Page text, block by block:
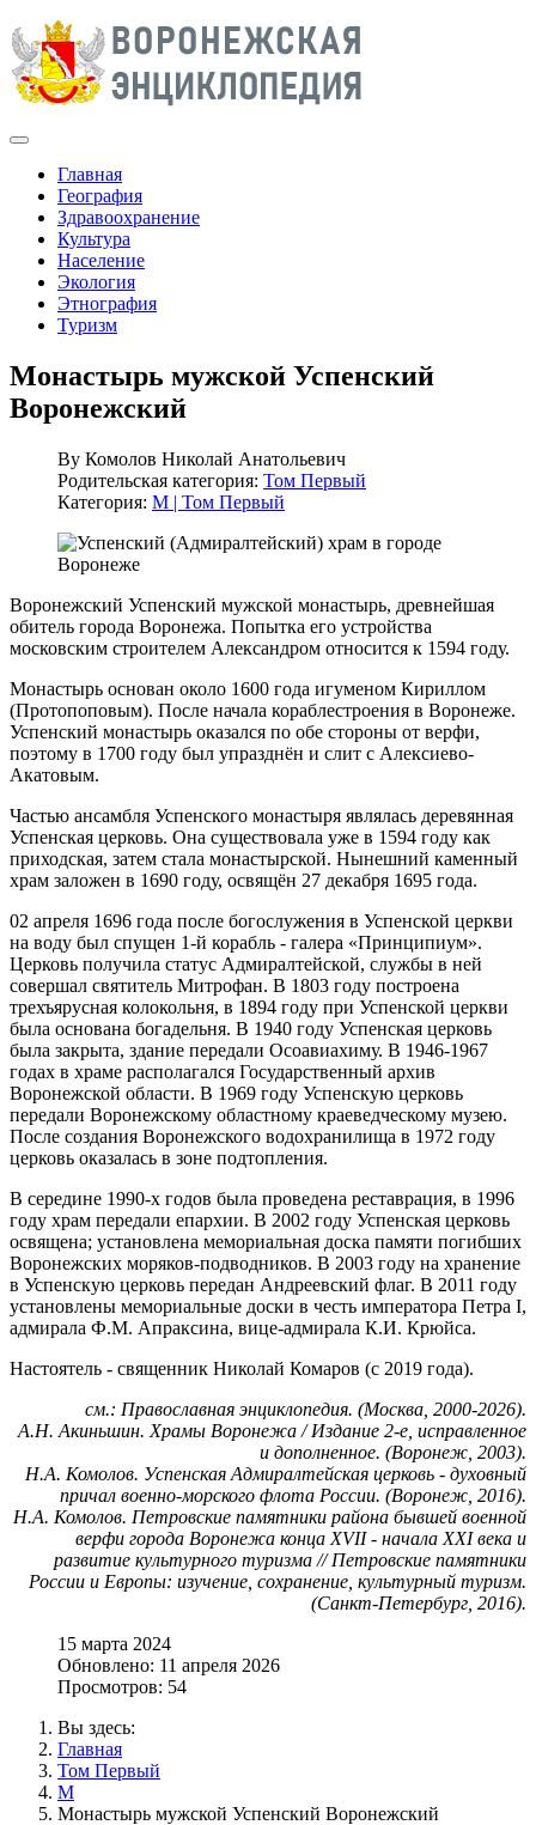
Главная
География
Здравоохранение
Культура
Население
Экология
Этнография
Туризм
Монастырь мужской Успенский
Воронежский
By Комолов Николай Анатольевич
Родительская категория: Том Первый
Категория: М | Том Первый
Воронежский Успенский мужской монастырь, древнейшая
обитель города Воронежа. Попытка его устройства
московским строителем Александром относится к 1594 году.
Монастырь основан около 1600 года игуменом Кириллом
(Протопоповым). После начала кораблестроения в Воронеже.
Успенский монастырь оказался по обе стороны от верфи,
поэтому в 1700 году был упразднён и слит с Алексиево-
Акатовым.
Частью ансамбля Успенского монастыря являлась деревянная
Успенская церковь. Она существовала уже в 1594 году как
приходская, затем стала монастырской. Нынешний каменный
храм заложен в 1690 году, освящён 27 декабря 1695 года.
02 апреля 1696 года после богослужения в Успенской церкви
на воду был спущен 1-й корабль - галера «Принципиум».
Церковь получила статус Адмиралтейской, службы в ней
совершал святитель Митрофан. В 1803 году построена
трехъярусная колокольня, в 1894 году при Успенской церкви
была основана богадельня. В 1940 году Успенская церковь
была закрыта, здание передали Осоавиахиму. В 1946-1967
годах в храме располагался Государственный архив
Воронежской области. В 1969 году Успенскую церковь
передали Воронежскому областному краеведческому музею.
После создания Воронежского водохранилища в 1972 году
церковь оказалась в зоне подтопления.
В середине 1990-х годов была проведена реставрация, в 1996
году храм передали епархии. В 2002 году Успенская церковь
освящена; установлена мемориальная доска памяти погибших
Воронежских моряков-подводников. В 2003 году на хранение
в Успенскую церковь передан Андреевский флаг. В 2011 году
установлены мемориальные доски в честь императора Петра I,
адмирала Ф.М. Апраксина, вице-адмирала К.И. Крюйса.
Настоятель - священник Николай Комаров (с 2019 года).
см.: Православная энциклопедия. (Москва, 2000-2026).
А.Н. Акиньшин. Храмы Воронежа / Издание 2-е, исправленное
и дополненное. (Воронеж, 2003).
Н.А. Комолов. Успенская Адмиралтейская церковь - духовный
причал военно-морского флота России. (Воронеж, 2016).
Н.А. Комолов. Петровские памятники района бывшей военной
верфи города Воронежа конца XVII - начала XXI века и
развитие культурного туризма // Петровские памятники
России и Европы: изучение, сохранение, культурный туризм.
(Санкт-Петербург, 2016).
15 марта 2024
Обновлено: 11 апреля 2026
Просмотров: 54
Вы здесь:
Главная
Том Первый
М
Монастырь мужской Успенский Воронежский